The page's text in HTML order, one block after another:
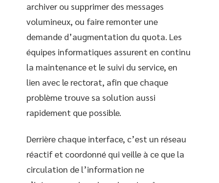
archiver ou supprimer des messages
volumineux, ou faire remonter une
demande d’augmentation du quota. Les
équipes informatiques assurent en continu
la maintenance et le suivi du service, en
lien avec le rectorat, afin que chaque
problème trouve sa solution aussi
rapidement que possible.
Derrière chaque interface, c’est un réseau
réactif et coordonné qui veille à ce que la
circulation de l’information ne